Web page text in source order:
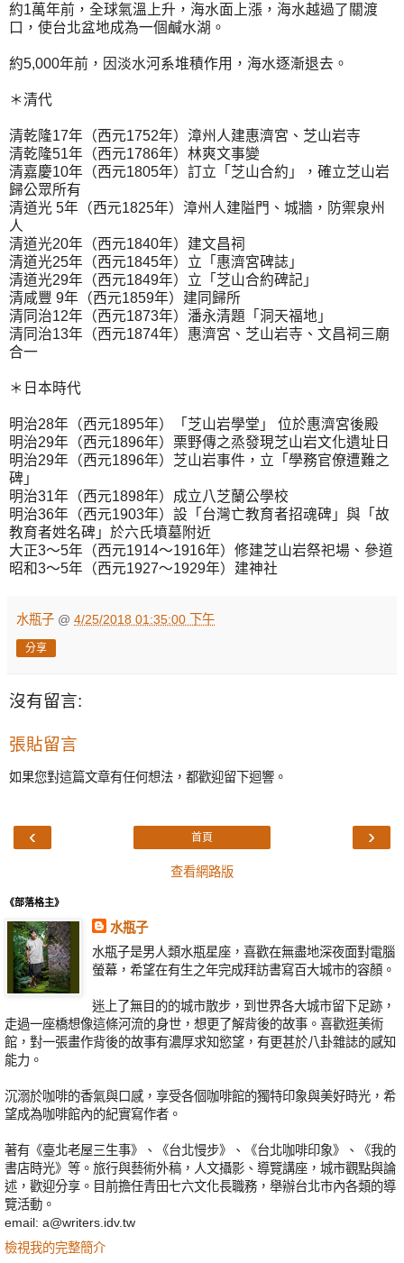
約1萬年前，全球氣溫上升，海水面上漲，海水越過了關渡
口，使台北盆地成為一個鹹水湖。
約5,000年前，因淡水河系堆積作用，海水逐漸退去。
＊清代
清乾隆17年（西元1752年）漳州人建惠濟宮、芝山岩寺
清乾隆51年（西元1786年）林爽文事變
清嘉慶10年（西元1805年）訂立「芝山合約」，確立芝山岩
歸公眾所有
清道光 5年（西元1825年）漳州人建隘門、城牆，防禦泉州
人
清道光20年（西元1840年）建文昌祠
清道光25年（西元1845年）立「惠濟宮碑誌」
清道光29年（西元1849年）立「芝山合約碑記」
清咸豐 9年（西元1859年）建同歸所
清同治12年（西元1873年）潘永清題「洞天福地」
清同治13年（西元1874年）惠濟宮、芝山岩寺、文昌祠三廟
合一
＊日本時代
明治28年（西元1895年）「芝山岩學堂」 位於惠濟宮後殿
明治29年（西元1896年）栗野傳之烝發現芝山岩文化遺址日
明治29年（西元1896年）芝山岩事件，立「學務官僚遭難之
碑」
明治31年（西元1898年）成立八芝蘭公學校
明治36年（西元1903年）設「台灣亡教育者招魂碑」與「故
教育者姓名碑」於六氏墳墓附近
大正3～5年（西元1914～1916年）修建芝山岩祭祀場、參道
昭和3～5年（西元1927～1929年）建神社
水瓶子 @ 4/25/2018 01:35:00 下午
分享
沒有留言:
張貼留言
如果您對這篇文章有任何想法，都歡迎留下迴響。
‹ ›
首頁
查看網路版
《部落格主》
水瓶子
水瓶子是男人類水瓶星座，喜歡在無盡地深夜面對電腦
螢幕，希望在有生之年完成拜訪書寫百大城市的容顏。
迷上了無目的的城市散步，到世界各大城市留下足跡，
走過一座橋想像這條河流的身世，想更了解背後的故事。喜歡逛美術
館，對一張畫作背後的故事有濃厚求知慾望，有更甚於八卦雜誌的感知
能力。
沉溺於咖啡的香氣與口感，享受各個咖啡館的獨特印象與美好時光，希
望成為咖啡館內的紀實寫作者。
著有《臺北老屋三生事》、《台北慢步》、《台北咖啡印象》、《我的
書店時光》等。旅行與藝術外稿，人文攝影、導覽講座，城市觀點與論
述，歡迎分享。目前擔任青田七六文化長職務，舉辦台北市內各類的導
覽活動。
email: a@writers.idv.tw
檢視我的完整簡介